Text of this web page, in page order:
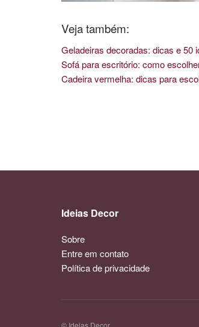
Veja também:
Geladeiras decoradas: dicas e 50
Sofá para escritório: como
Cadeira vermelha: dicas para
Ideias Decor
Sobre
Entre em contato
Política de privacidade
© Ideias Decor